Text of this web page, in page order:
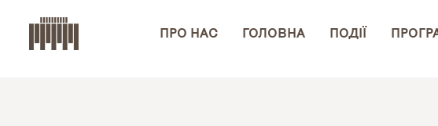
ПРО НАС ГОЛОВНА ПОДІЇ